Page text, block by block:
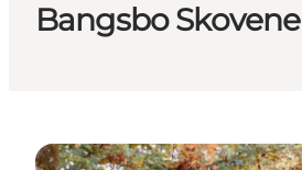
Bangsbo Skovene